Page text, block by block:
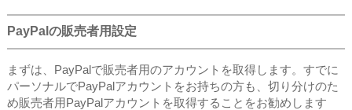
PayPalの販売者用設定
まずは、PayPalで販売者用のアカウントを取得します。すでに
パーソナルでPayPalアカウントをお持ちの方も、切り分けのた
め販売者用PayPalアカウントを取得することをお勧めします